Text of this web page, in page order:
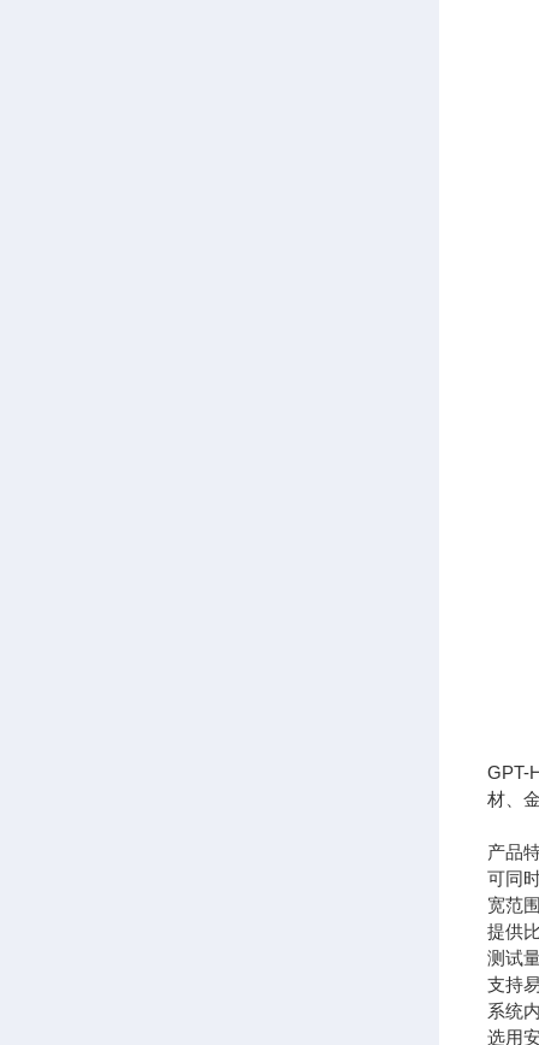
GPT-
材、
产品
可同
宽范
提供
测试
支持
系统
选用